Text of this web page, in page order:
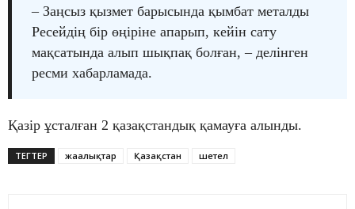
– Заңсыз қызмет барысында қымбат металды
Ресейдің бір өңіріне апарып, кейін сату
мақсатында алып шықпақ болған, – делінген
ресми хабарламада.
Қазір ұсталған 2 қазақстандық қамауға алынды.
ТЕГТЕР жаңалықтар Қазақстан шетел